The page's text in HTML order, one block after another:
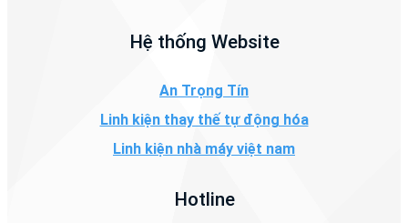
Hệ thống Website
An Trọng Tín
Linh kiện thay thế tự động hóa
Linh kiện nhà máy việt nam
Hotline